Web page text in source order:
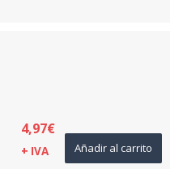
4,97€
+ IVA Añadir al carrito